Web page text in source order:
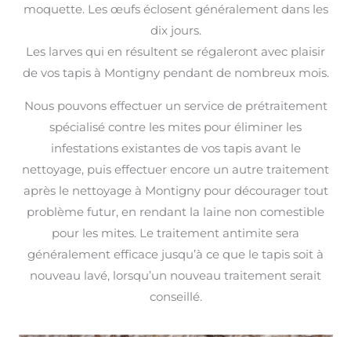
moquette. Les œufs éclosent généralement dans les
dix jours.
Les larves qui en résultent se régaleront avec plaisir
de vos tapis à Montigny pendant de nombreux mois.
Nous pouvons effectuer un service de prétraitement
spécialisé contre les mites pour éliminer les
infestations existantes de vos tapis avant le
nettoyage, puis effectuer encore un autre traitement
après le nettoyage à Montigny pour décourager tout
problème futur, en rendant la laine non comestible
pour les mites. Le traitement antimite sera
généralement efficace jusqu’à ce que le tapis soit à
nouveau lavé, lorsqu’un nouveau traitement serait
conseillé.